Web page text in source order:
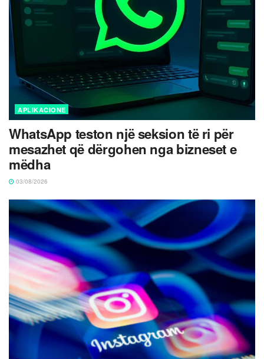
APLIKACIONE
WhatsApp teston një seksion të ri për
mesazhet që dërgohen nga bizneset e
mëdha
03/08/2026